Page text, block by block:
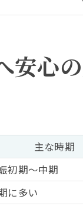
腰痛で受診
浜田山で実践で
浜田山で人
腰痛予防に
セルフケア
妊娠中の腰痛が
妊娠中の腰
安心
主な時期
初期〜中期
に多い